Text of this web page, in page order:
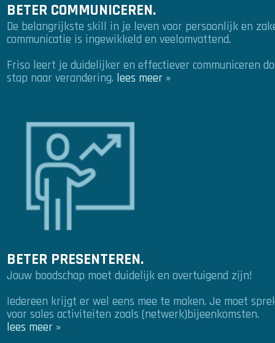
BETER COMMUNICEREN.
De belangrijkste skill in je leven voor persoonlijk en
communicatie is ingewikkeld en veelomvattend.
Friso leert je duidelijker en effectiever communiceren
stap naar verandering. lees meer »
BETER PRESENTEREN.
Jouw boodschap moet duidelijk en overtuigend zijn!
Iedereen krijgt er wel eens mee te maken. Je moet
voor sales activiteiten zoals (netwerk)bijeenkomsten.
lees meer »